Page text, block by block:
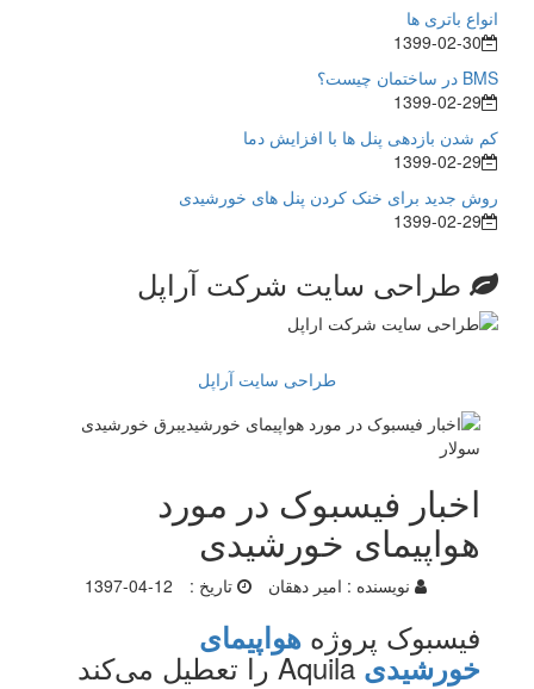
انواع باتری ها
1399-02-30
BMS در ساختمان چیست؟
1399-02-29
کم شدن بازدهی پنل ها با افزایش دما
1399-02-29
روش جدید برای خنک کردن پنل های خورشیدی
1399-02-29
طراحی سایت شرکت آراپل
طراحی سایت آراپل
اخبار فیسبوک در مورد
هواپیمای خورشیدی
نویسنده : امیر دهقان تاریخ : 1397-04-12
فیسبوک پروژه هواپیمای
خورشیدیAquila را تعطیل می‌کند